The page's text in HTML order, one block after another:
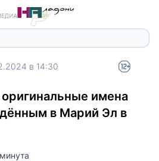
в 14:30
имена
в Марий Эл в